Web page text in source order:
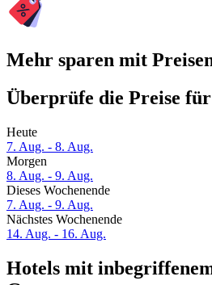
Mehr sparen mit
Überprüfe die Preise
Heute
7. Aug. - 8. Aug.
Morgen
8. Aug. - 9. Aug.
Dieses Wochenende
7. Aug. - 9. Aug.
Nächstes Wochenende
14. Aug. - 16. Aug.
Hotels mit